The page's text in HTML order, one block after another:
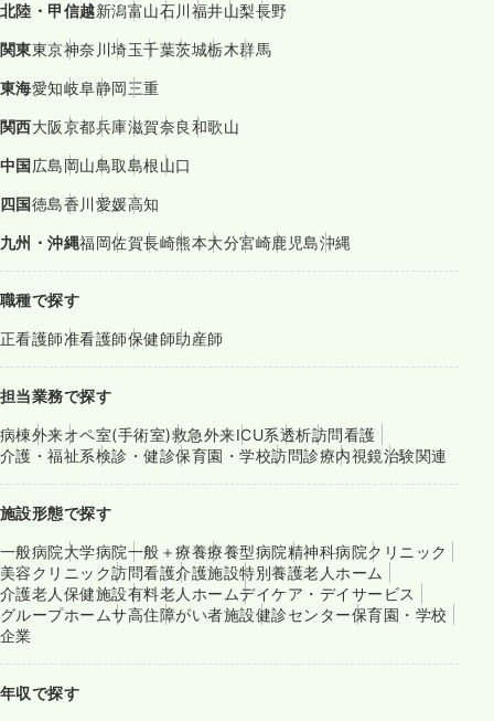
北陸・甲信越新潟富山石川福井山梨長野
関東東京神奈川埼玉千葉茨城栃木群馬
東海愛知岐阜静岡三重
関西大阪京都兵庫滋賀奈良和歌山
中国広島岡山鳥取島根山口
四国徳島香川愛媛高知
九州・沖縄福岡佐賀長崎熊本大分宮崎鹿児島沖縄
職種で探す
正看護師准看護師保健師助産師
担当業務で探す
病棟外来オペ室(手術室)救急外来ICU系透析訪問看護
介護・福祉系検診・健診保育園・学校訪問診療内視鏡治験関連
施設形態で探す
一般病院大学病院一般＋療養療養型病院精神科病院クリニック
美容クリニック訪問看護介護施設特別養護老人ホーム
介護老人保健施設有料老人ホームデイケア・デイサービス
グループホームサ高住障がい者施設健診センター保育園・学校
企業
年収で探す